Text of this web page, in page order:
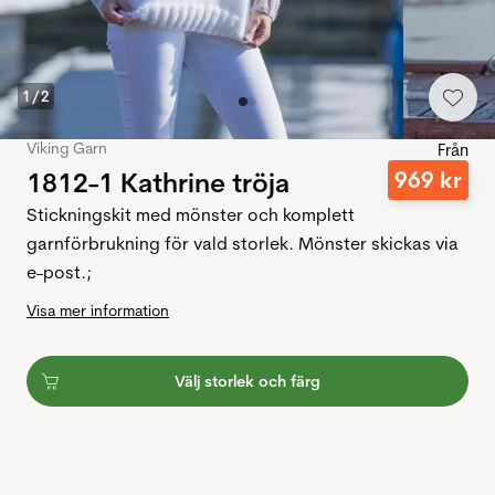
1/2
Viking Garn
1812-1 Kathrine tröja
Från
969 kr
Stickningskit med mönster och komplett
garnförbrukning för vald storlek. Mönster skickas via
e-post.;
Visa mer information
Välj storlek och färg